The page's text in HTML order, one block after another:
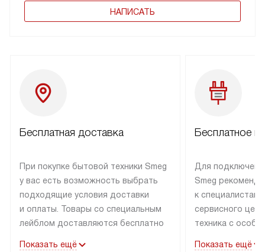
НАПИСАТЬ
Бесплатная доставка
При покупке бытовой техники Smeg
у вас есть возможность выбрать
подходящие условия доставки
и оплаты. Товары со специальным
лейблом доставляются бесплатно
Показать ещё
Бесплатное
Для
Smeg
к специалистам
сервисного
техника с
Показать ещё